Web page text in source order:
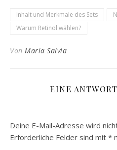
Inhalt und Merkmale des Sets
Warum Retinol wählen?
Von Maria Salvia
EINE
Deine E-Mail-Adresse wird
Erforderliche Felder sind mit *